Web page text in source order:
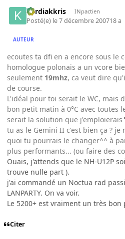
kardiakkris INpactien
Posté(e) le 7 décembre 200718 a
AUTEUR
ecoutes ta dfi en a encore sous le
homologue polonais a un vcore
seulement 19mhz, ca veut dire
de course.
L'idéal pour toi serait le WC, mais
bon petit matin à 0°C avec toutes
serait la solution que j'emploierais
tu as le Gemini II c'est bien ça ?
quoi tu pourrais le changer^^ à
plus performants... (ou faire des
Ouais, j'attends que le NH-U12P
trouve nulle part ).
j'ai commandé un Noctua rad
LANPARTY. On va voir.
Le 5200+ est vraiment un très bon
Citer